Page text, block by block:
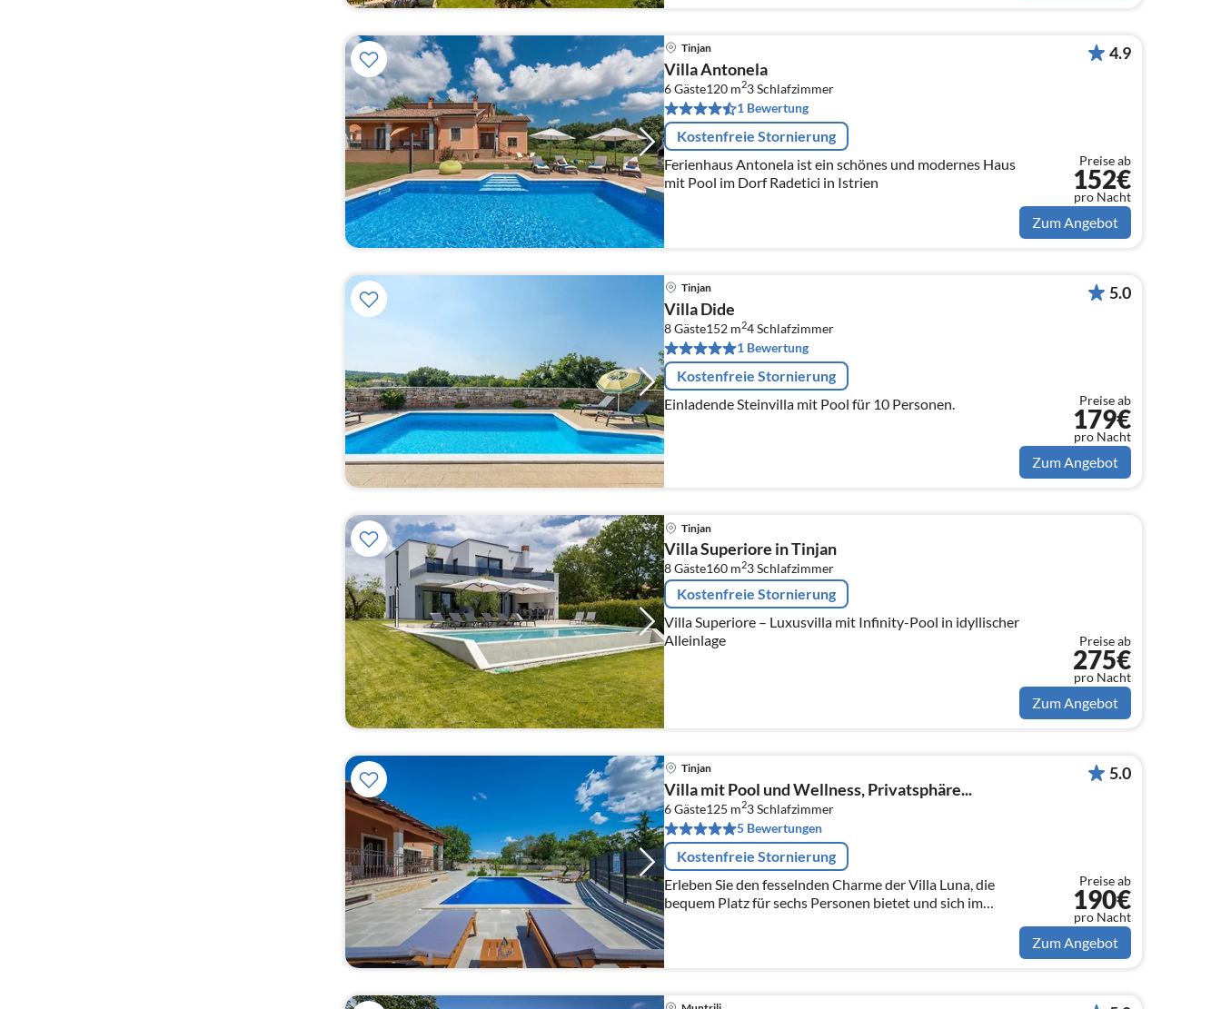
Tinjan
Villa Antonela
6 Gäste120 m23Schlafzimmer
1 Bewertung
Kostenfreie Stornierung
Ferienhaus Antonela ist ein schönes und modernes Haus
mit Pool im Dorf Radetici in Istrien
4.9
Preise ab
152€
pro Nacht
Zum Angebot
Tinjan
Villa Dide
8 Gäste152 m24Schlafzimmer
1 Bewertung
Kostenfreie Stornierung
Einladende Steinvilla mit Pool für 10 Personen.
5.0
Preise ab
179€
pro Nacht
Zum Angebot
Tinjan
Villa Superiore in Tinjan
8 Gäste160 m23Schlafzimmer
Kostenfreie Stornierung
Villa Superiore – Luxusvilla mit Infinity-Pool in idyllischer
Alleinlage
Preise ab
275€
pro Nacht
Zum Angebot
Tinjan
Villa mit Pool und Wellness, Privatsphäre...
6 Gäste125 m23Schlafzimmer
5 Bewertungen
Kostenfreie Stornierung
Erleben Sie den fesselnden Charme der Villa Luna, die
bequem Platz für sechs Personen bietet und sich im
Herzen des bezaubernden Tinjan in Kroatien befindet,
mit ausreichend Parkmöglichkeiten und modernem
Komfort.
5.0
Preise ab
190€
pro Nacht
Zum Angebot